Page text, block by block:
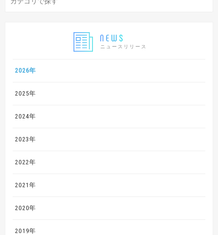
ニュースリリース
2026年
2025年
2024年
2023年
2022年
2021年
2020年
2019年